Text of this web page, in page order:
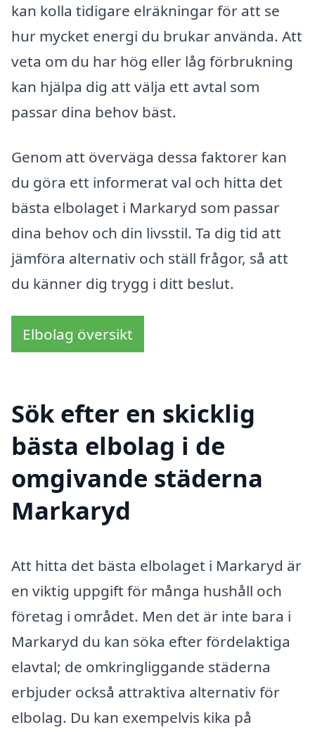
kan kolla tidigare elräkningar för att se
hur mycket energi du brukar använda. Att
veta om du har hög eller låg förbrukning
kan hjälpa dig att välja ett avtal som
passar dina behov bäst.
Genom att överväga dessa faktorer kan
du göra ett informerat val och hitta det
bästa elbolaget i Markaryd som passar
dina behov och din livsstil. Ta dig tid att
jämföra alternativ och ställ frågor, så att
du känner dig trygg i ditt beslut.
Elbolag översikt
Sök efter en skicklig
bästa elbolag i de
omgivande städerna
Markaryd
Att hitta det bästa elbolaget i Markaryd är
en viktig uppgift för många hushåll och
företag i området. Men det är inte bara i
Markaryd du kan söka efter fördelaktiga
elavtal; de omkringliggande städerna
erbjuder också attraktiva alternativ för
elbolag. Du kan exempelvis kika på